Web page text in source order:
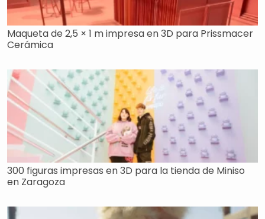
Maqueta de 2,5 × 1 m impresa en 3D para Prissmacer
Cerámica
300 figuras impresas en 3D para la tienda de Miniso
en Zaragoza